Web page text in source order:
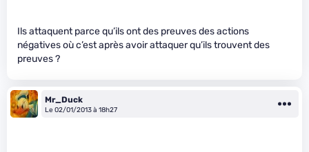
Ils attaquent parce qu’ils ont des preuves des actions
négatives où c’est après avoir attaquer qu’ils trouvent des
preuves ?
Mr_Duck
Le 02/01/2013 à 18h27